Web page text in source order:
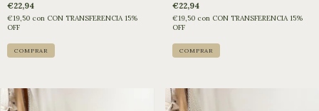
€22,94
€19,50 con CON TRANSFERENCIA 15%
OFF
€22,94
€19,50 con CON TRANSFERENCIA 15%
OFF